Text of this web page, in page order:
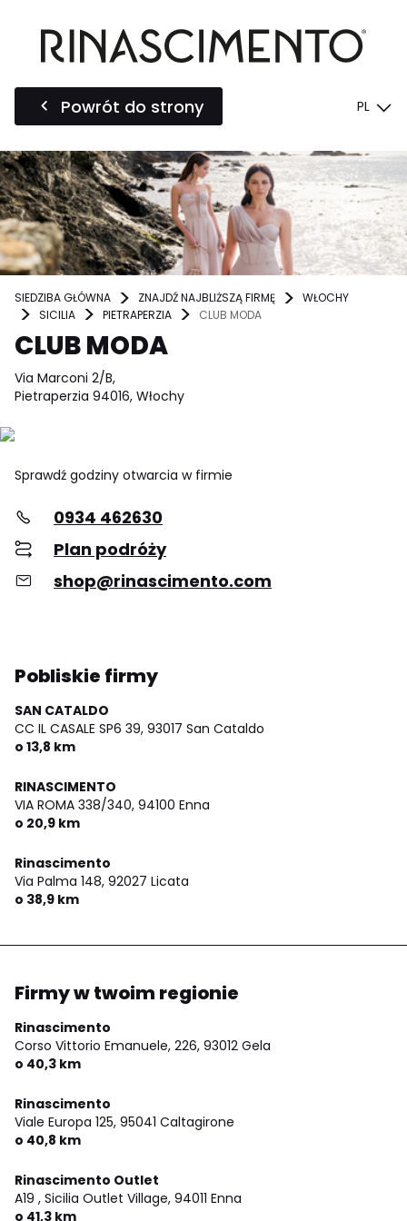
Powrót do strony PL
SIEDZIBA GŁÓWNA ZNAJDŹ NAJBLIŻSZĄ FIRMĘ
WŁOCHY
SICILIA
PIETRAPERZIA CLUB MODA
CLUB MODA
Via Marconi 2/B,
Pietraperzia 94016, Włochy
Sprawdź godziny otwarcia w firmie
0934 462630
Plan podróży
shop@rinascimento.com
Pobliskie firmy
SAN CATALDO
CC IL CASALE SP6 39, 93017 San Cataldo
o 13,8 km
RINASCIMENTO
VIA ROMA 338/340, 94100 Enna
o 20,9 km
Rinascimento
Via Palma 148, 92027 Licata
o 38,9 km
Firmy w twoim regionie
Rinascimento
Corso Vittorio Emanuele, 226, 93012 Gela
o 40,3 km
Rinascimento
Viale Europa 125, 95041 Caltagirone
o 40,8 km
Rinascimento Outlet
A19 , Sicilia Outlet Village, 94011 Enna
o 41,3 km